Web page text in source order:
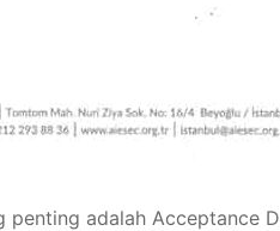
adalah Acceptance